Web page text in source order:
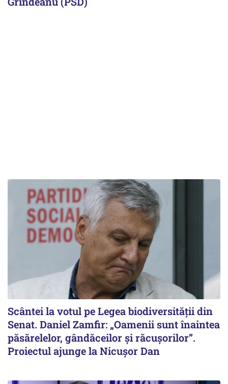
Scântei la votul pe Legea biodiversității din
Senat. Daniel Zamfir: „Oamenii sunt înaintea
păsărelelor, gândăceilor și răcușorilor”.
Proiectul ajunge la Nicușor Dan